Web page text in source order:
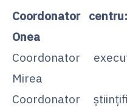
Coordonator
Onea
Coordonator
Mirea
Coordonator